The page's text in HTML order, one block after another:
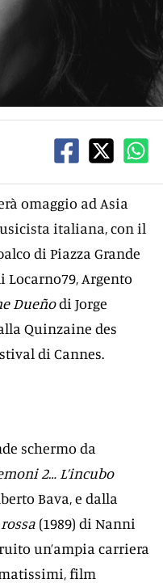
omaggio ad Asia
italiana, con il
di Piazza Grande
Locarno79, Argento
Dueñodi Jorge
Quinzaine des
di Cannes.
schermo da
2… L’incubo
Bava, e dalla
(1989) di Nanni
un’ampia carriera
film